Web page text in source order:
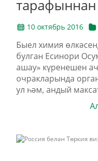
10 октябрь 2016
Быел химия
булган Есинори
ашау» күренешен
очракларында
ул һәм, андый